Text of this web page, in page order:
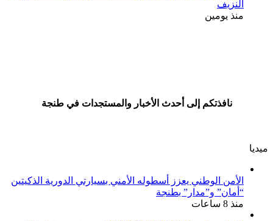
النزيف
منذ يومين
نافذتكم إلى أحدث الأخبار والمستجدات في طنجة
ميديا
الأمن الوطني يعزز أسطوله الأمني بسيارتي الدورية الذكيتين
“أمان” و”مدار” بطنجة
منذ 8 ساعات